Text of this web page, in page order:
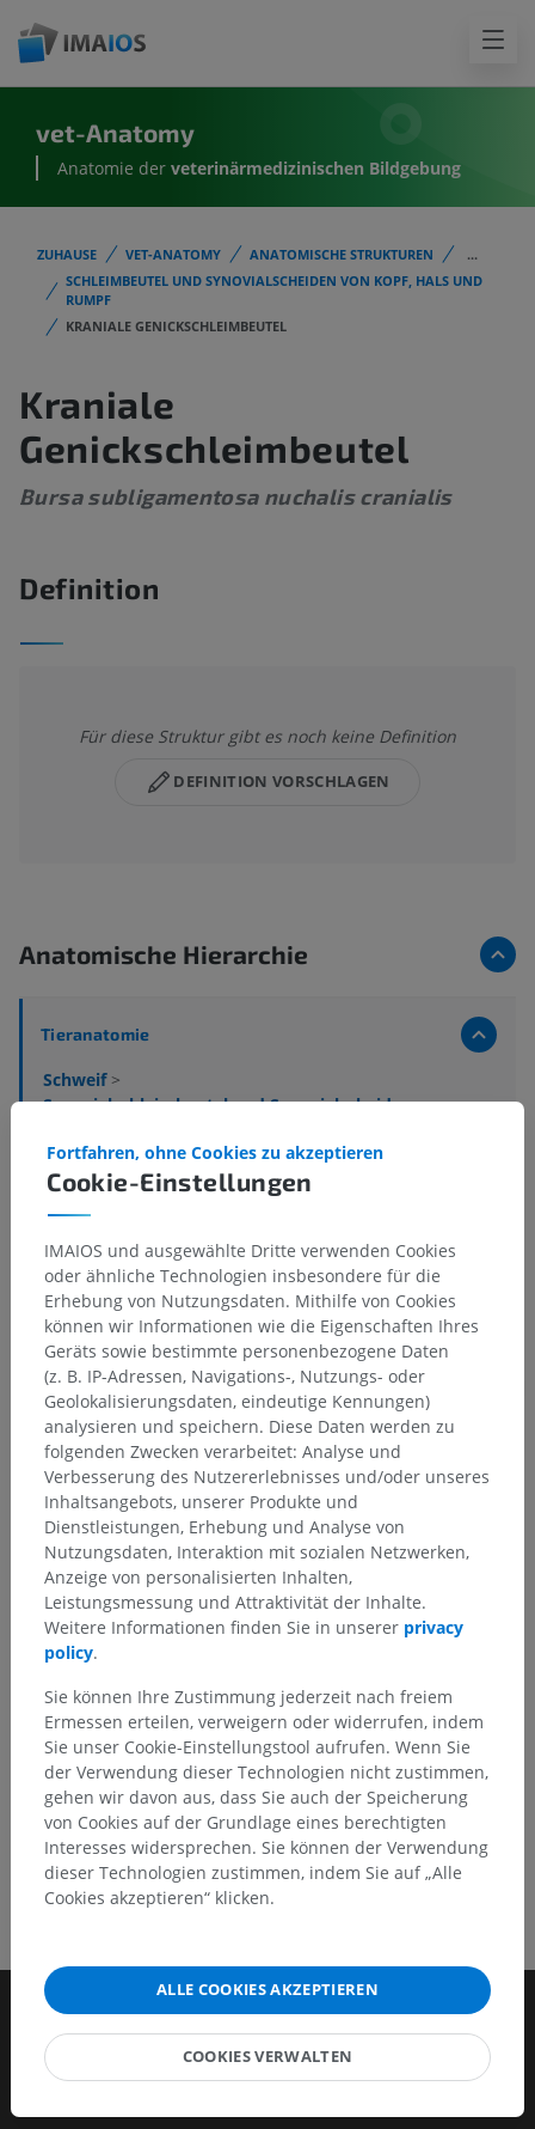
vet-Anatomy
Anatomie der veterinärmedizinischen Bildgebung
ZUHAUSE VET-ANATOMY ANATOMISCHE STRUKTUREN
...
SCHLEIMBEUTEL UND SYNOVIALSCHEIDEN VON KOPF, HALS UND
RUMPF
KRANIALE GENICKSCHLEIMBEUTEL
Kraniale
Genickschleimbeutel
Bursa subligamentosa nuchalis cranialis
Definition
Für diese Struktur gibt es noch keine Definition
DEFINITION VORSCHLAGEN
Anatomische Hierarchie
Tieranatomie
Schweif >
Synovialschleimbeutel und Synovialscheiden>
und Rumpf >
Kraniale Genickschleimbeutel
Teil gibt es keine zugehörigen Strukturen
Übersetzungen
Sie haben einen Fehler gefunden?
Sie können gerne eine Berichtigung, Übersetzung oder
inhaltliche Verbesserung vorschlagen.
Ein Problem melden
HOLE SIE SICH DIE APP
Cookie-Einstellungen
Fortfahren, ohne Cookies zu akzeptieren
IMAIOS und ausgewählte Dritte verwenden Cookies
oder ähnliche Technologien insbesondere für die
Erhebung von Nutzungsdaten. Mithilfe von Cookies
können wir Informationen wie die Eigenschaften Ihres
Geräts sowie bestimmte personenbezogene Daten
(z. B. IP-Adressen, Navigations-, Nutzungs- oder
Geolokalisierungsdaten, eindeutige Kennungen)
analysieren und speichern. Diese Daten werden zu
folgenden Zwecken verarbeitet: Analyse und
Verbesserung des Nutzererlebnisses und/oder unseres
Inhaltsangebots, unserer Produkte und
Dienstleistungen, Erhebung und Analyse von
Nutzungsdaten, Interaktion mit sozialen Netzwerken,
Anzeige von personalisierten Inhalten,
Leistungsmessung und Attraktivität der Inhalte.
Weitere Informationen finden Sie in unserer privacy
policy.
Sie können Ihre Zustimmung jederzeit nach freiem
Ermessen erteilen, verweigern oder widerrufen, indem
Sie unser Cookie-Einstellungstool aufrufen. Wenn Sie
der Verwendung dieser Technologien nicht zustimmen,
gehen wir davon aus, dass Sie auch der Speicherung
von Cookies auf der Grundlage eines berechtigten
Interesses widersprechen. Sie können der Verwendung
dieser Technologien zustimmen, indem Sie auf „Alle
Cookies akzeptieren“ klicken.
ALLE COOKIES AKZEPTIEREN
COOKIES VERWALTEN